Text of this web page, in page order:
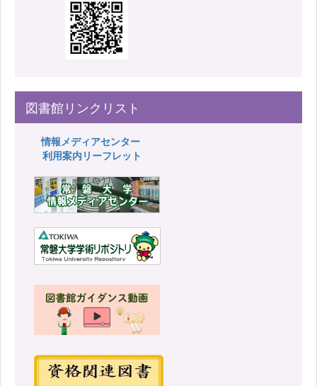
図書館リンクリスト
情報メディアセンター
利用案内リーフレット